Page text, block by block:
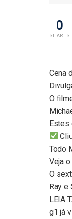
0
SHARES
Cena
O
Estes
Todo
Veja o
O
Ray e
LEIA
g1 já